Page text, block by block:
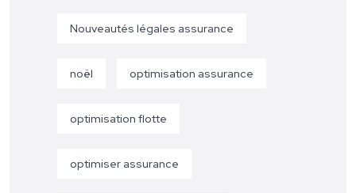
Nouveautés légales assurance
noël optimisation assurance
optimisation flotte
optimiser assurance